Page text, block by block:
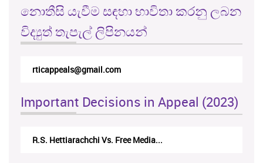
නොතීසි යැවීම සඳහා භාවිතා කරනු ලබන
විද්‍යුත් තැපැල් ලිපිනයන්
rticappeals@gmail.com
Important Decisions in Appeal (2023)
R.S. Hettiarachchi Vs. Free Media...